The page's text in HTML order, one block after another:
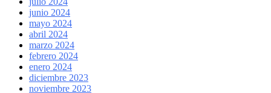
junio 2024
mayo 2024
abril 2024
marzo 2024
febrero 2024
enero 2024
diciembre 2023
noviembre 2023